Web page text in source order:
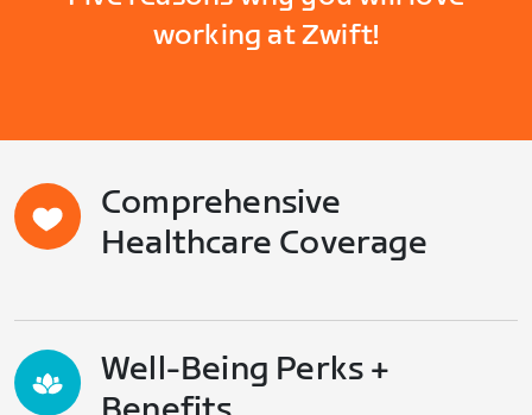
working at Zwift!
Comprehensive
Healthcare Coverage
Well-Being Perks +